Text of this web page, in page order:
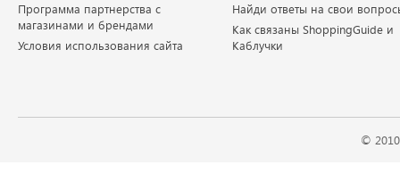
Программа партнерства с
магазинами и брендами
Условия использования сайта
Найди ответы на свои
Как связаны ShoppingGuide и
Каблучки
©